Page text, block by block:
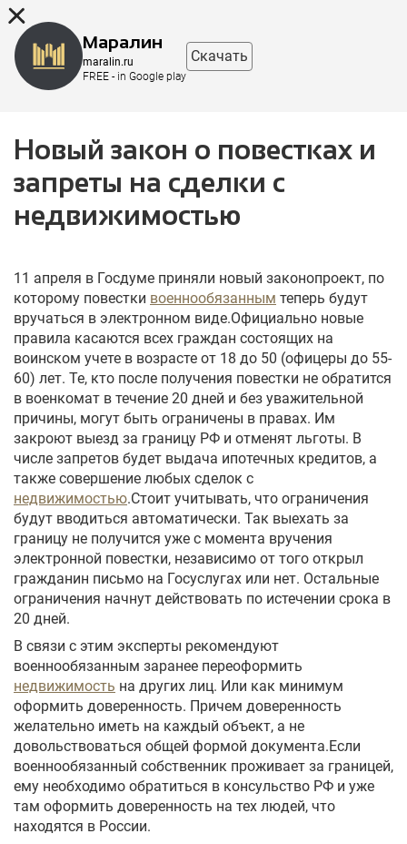
Новый закон о повестках и
запреты на сделки с
недвижимостью
11 апреля в Госдуме приняли новый законопроект, по
которому повестки военнообязанным теперь будут
вручаться в электронном виде.Официально новые
правила касаются всех граждан состоящих на
воинском учете в возрасте от 18 до 50 (офицеры до 55-
60) лет. Те, кто после получения повестки не обратится
в военкомат в течение 20 дней и без уважительной
причины, могут быть ограничены в правах. Им
закроют выезд за границу РФ и отменят льготы. В
числе запретов будет выдача ипотечных кредитов, а
также совершение любых сделок с
недвижимостью.Стоит учитывать, что ограничения
будут вводиться автоматически. Так выехать за
границу не получится уже с момента вручения
электронной повестки, независимо от того открыл
гражданин письмо на Госуслугах или нет. Остальные
ограничения начнут действовать по истечении срока в
20 дней.
В связи с этим эксперты рекомендуют
военнообязанным заранее переоформить
недвижимость на других лиц. Или как минимум
оформить доверенность. Причем доверенность
желательно иметь на каждый объект, а не
довольствоваться общей формой документа.Если
военнообязанный собственник проживает за границей,
ему необходимо обратиться в консульство РФ и уже
там оформить доверенность на тех людей, что
находятся в России.
Маралин
maralin.ru
FREE - in Google play
Скачать